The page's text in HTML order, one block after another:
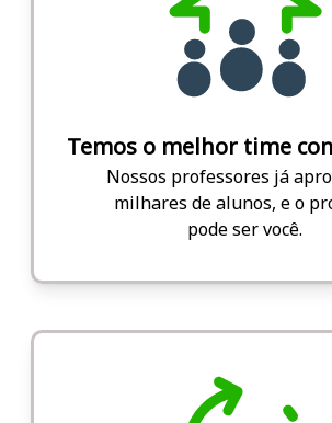
Temos o melhor time
Nossos professores já
milhares de alunos, e o
pode ser você.